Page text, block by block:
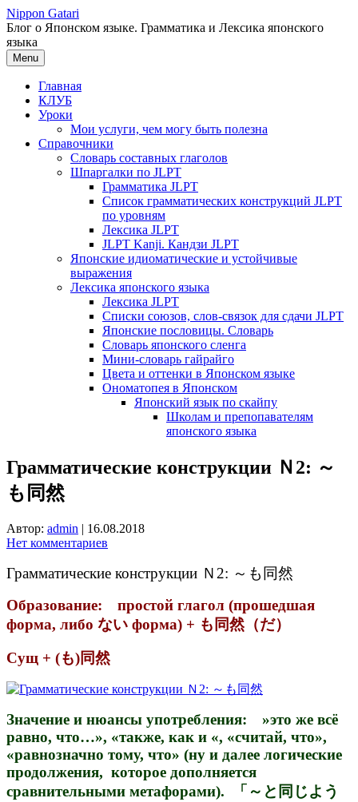
Перейти
к
содержимому
Nippon Gatari
Блог о Японском языке. Грамматика и Лексика японского
языка
Menu
Главная
КЛУБ
Уроки
Мои услуги, чем могу быть полезна
Справочники
Словарь составных глаголов
Шпаргалки по JLPT
Грамматика JLPT
Список грамматических конструкций JLPT
по уровням
Лексика JLPT
JLPT Kanji. Кандзи JLPT
Японские идиоматические и устойчивые
выражения
Лексика японского языка
Лексика JLPT
Списки союзов, слов-связок для сдачи JLPT
Японские пословицы. Словарь
Словарь японского сленга
Мини-словарь гайрайго
Цвета и оттенки в Японском языке
Ономатопея в Японском
Японский язык по скайпу
Школам и препопавателям
японского языка
Грамматические конструкции Ｎ2: ～
も同然
Автор: admin | 16.08.2018
Нет комментариев
Грамматические конструкции Ｎ2: ～も同然
Образование: простой глагол (прошедшая
форма, либо ない форма) + も同然（だ）
Сущ + (も)同然
Значение и нюансы употребления: »это же всё
равно, что…», «также, как и «, «считай, что»,
«равнозначно тому, что» (ну и далее логические
продолжения, которое дополняется
сравнительными метафорами). 「～と同じよう